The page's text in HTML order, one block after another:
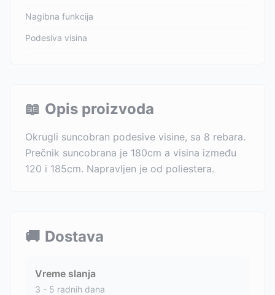
Nagibna funkcija
Podesiva visina
📖 Opis proizvoda
Okrugli suncobran podesive visine, sa 8 rebara.
Prečnik suncobrana je 180cm a visina između
120 i 185cm. Napravljen je od poliestera.
🚚 Dostava
Vreme slanja
3 - 5 radnih dana